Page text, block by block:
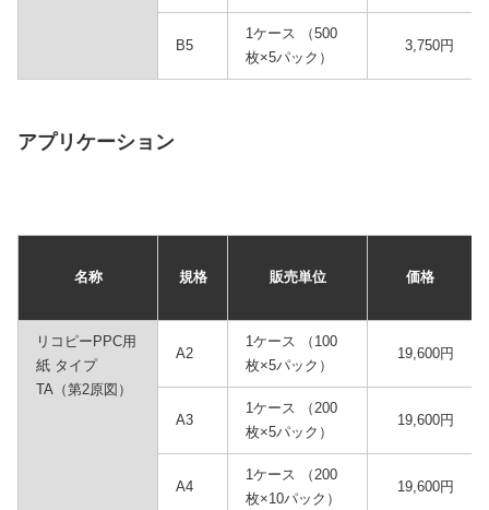
B5
1ケース （500
枚×5パック）
3,750円
アプリケーション
名称 規格 販売単位 価格
リコピーPPC用
紙 タイプ
TA（第2原図）
A2
1ケース （100
枚×5パック）
19,600円
A3
1ケース （200
枚×5パック）
19,600円
A4
1ケース （200
枚×10パック）
19,600円